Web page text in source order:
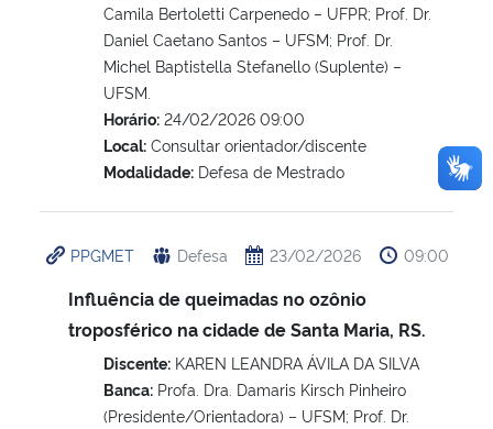
Camila Bertoletti Carpenedo – UFPR; Prof. Dr.
Daniel Caetano Santos – UFSM; Prof. Dr.
Michel Baptistella Stefanello (Suplente) –
UFSM.
Horário: 24/02/2026 09:00
Local: Consultar orientador/discente
Modalidade: Defesa de Mestrado
PPGMET Defesa 23/02/2026 09:00
Influência de queimadas no ozônio
troposférico na cidade de Santa Maria, RS.
Discente: KAREN LEANDRA ÁVILA DA SILVA
Banca: Profa. Dra. Damaris Kirsch Pinheiro
(Presidente/Orientadora) – UFSM; Prof. Dr.